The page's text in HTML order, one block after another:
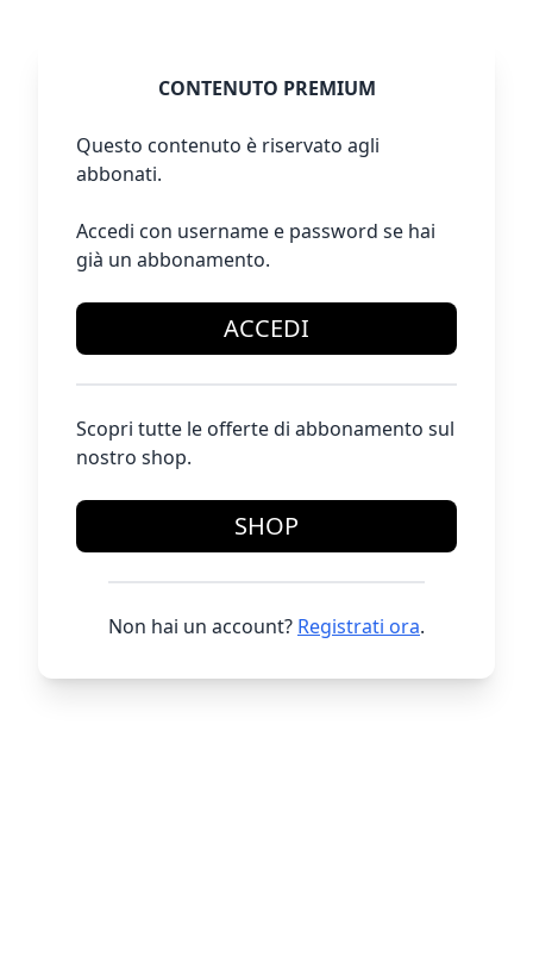
CONTENUTO PREMIUM
Questo contenuto è riservato agli
abbonati.
Accedi con username e password se hai
già un abbonamento.
ACCEDI
Scopri tutte le offerte di abbonamento sul
nostro shop.
SHOP
Non hai un account? Registrati ora.